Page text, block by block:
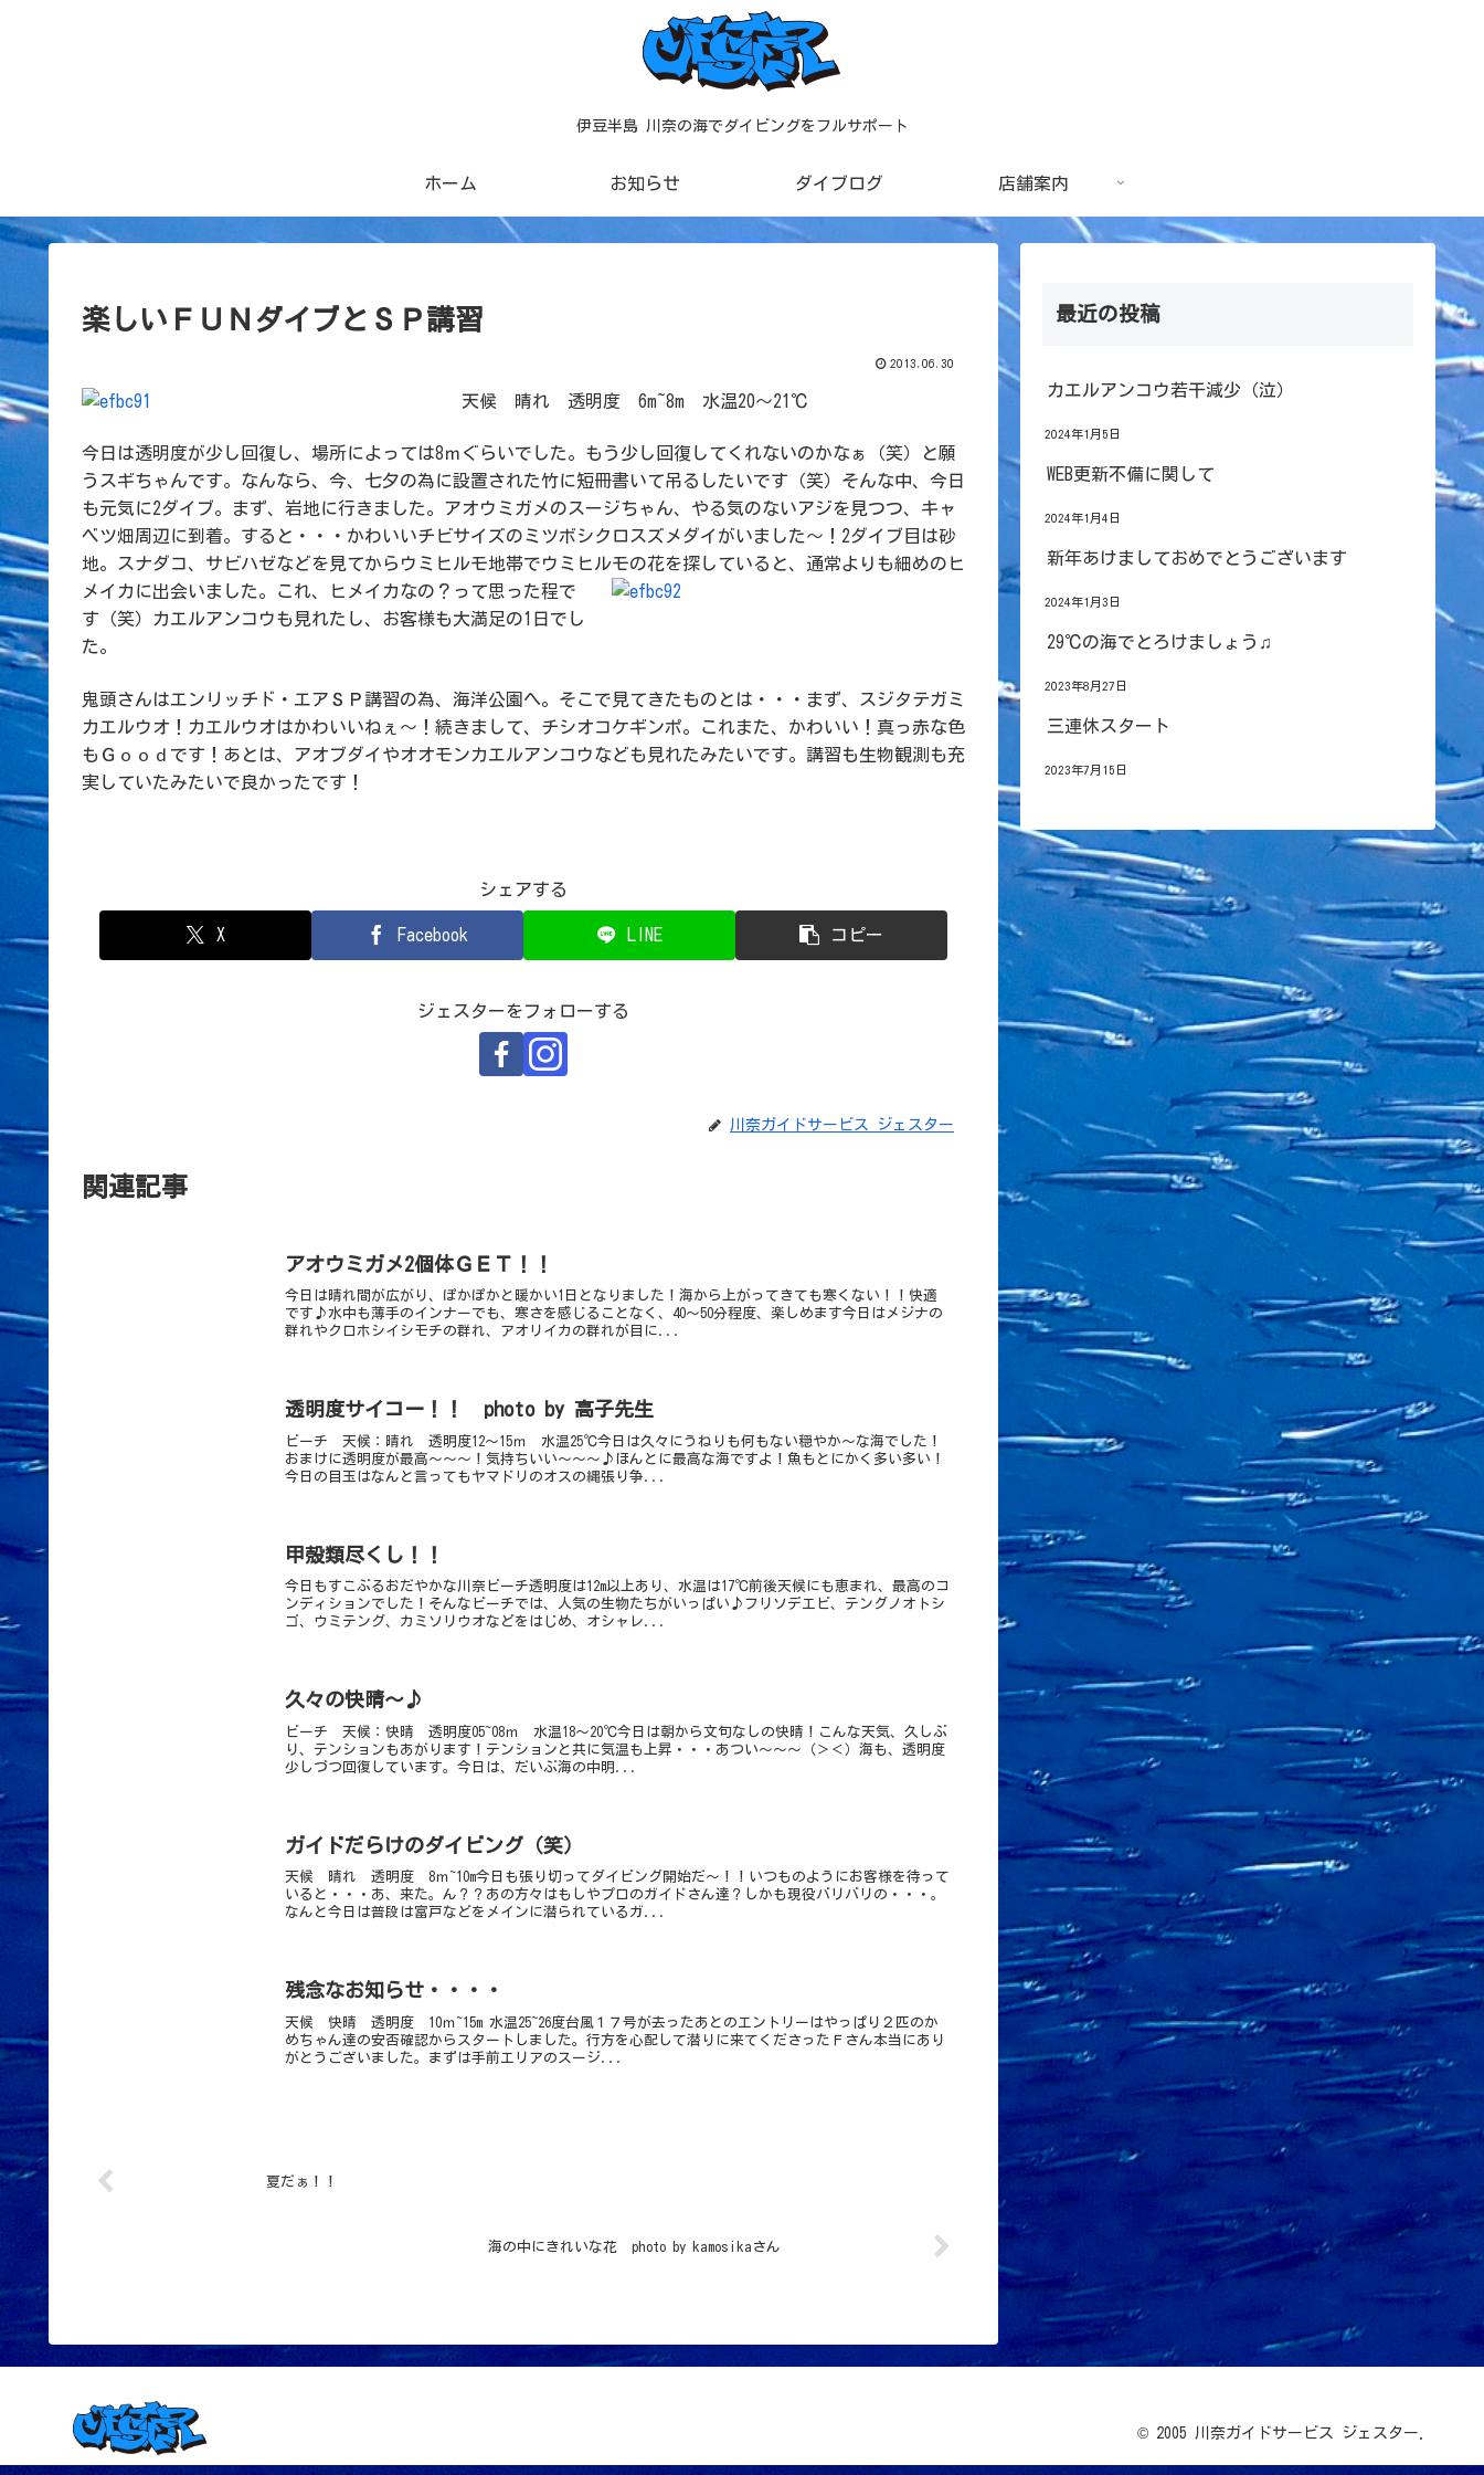
伊豆半島 川奈の海でダイビングをフルサポート
ホーム お知らせ ダイブログ 店舗案内
楽しいＦＵＮダイブとＳＰ講習
2013.06.30
天候 晴れ 透明度 6m~8m 水温20～21℃
今日は透明度が少し回復し、場所によっては8ｍぐらいでした。もう少し回復してくれないのかなぁ（笑）と願
うスギちゃんです。なんなら、今、七夕の為に設置された竹に短冊書いて吊るしたいです（笑）そんな中、今日
も元気に2ダイブ。まず、岩地に行きました。アオウミガメのスージちゃん、やる気のないアジを見つつ、キャ
ベツ畑周辺に到着。すると・・・かわいいチビサイズのミツボシクロスズメダイがいました～！2ダイブ目は砂
地。スナダコ、サビハゼなどを見てからウミヒルモ地帯でウミヒルモの花を探していると、通常よりも細めのヒ
メイカに出会いました。これ、ヒメイカなの？って思った程で
す（笑）カエルアンコウも見れたし、お客様も大満足の1日でし
た。
鬼頭さんはエンリッチド・エアＳＰ講習の為、海洋公園へ。そこで見てきたものとは・・・まず、スジタテガミ
カエルウオ！カエルウオはかわいいねぇ～！続きまして、チシオコケギンポ。これまた、かわいい！真っ赤な色
もＧｏｏｄです！あとは、アオブダイやオオモンカエルアンコウなども見れたみたいです。講習も生物観測も充
実していたみたいで良かったです！
シェアする
X Facebook LINE コピー
ジェスターをフォローする
川奈ガイドサービス ジェスター
関連記事
アオウミガメ2個体ＧＥＴ！！
今日は晴れ間が広がり、ぽかぽかと暖かい1日となりました！海から上がってきても寒くない！！快適
です♪水中も薄手のインナーでも、寒さを感じることなく、40～50分程度、楽しめます今日はメジナの
群れやクロホシイシモチの群れ、アオリイカの群れが目に...
透明度サイコー！！ photo by 高子先生
ビーチ 天候：晴れ 透明度12～15ｍ 水温25℃今日は久々にうねりも何もない穏やか～な海でした！
おまけに透明度が最高～～～！気持ちいい～～～♪ほんとに最高な海ですよ！魚もとにかく多い多い！
今日の目玉はなんと言ってもヤマドリのオスの縄張り争...
甲殻類尽くし！！
今日もすこぶるおだやかな川奈ビーチ透明度は12m以上あり、水温は17℃前後天候にも恵まれ、最高のコ
ンディションでした！そんなビーチでは、人気の生物たちがいっぱい♪フリソデエビ、テングノオトシ
ゴ、ウミテング、カミソリウオなどをはじめ、オシャレ...
久々の快晴～♪
ビーチ 天候：快晴 透明度05~08ｍ 水温18～20℃今日は朝から文句なしの快晴！こんな天気、久しぶ
り、テンションもあがります！テンションと共に気温も上昇・・・あつい～～～（＞＜）海も、透明度
少しづつ回復しています。今日は、だいぶ海の中明...
ガイドだらけのダイビング（笑）
天候 晴れ 透明度 8ｍ~10m今日も張り切ってダイビング開始だ～！！いつものようにお客様を待って
いると・・・あ、来た。ん？？あの方々はもしやプロのガイドさん達？しかも現役バリバリの・・・。
なんと今日は普段は富戸などをメインに潜られているガ...
残念なお知らせ・・・・
天候 快晴 透明度 10ｍ~15m 水温25~26度台風１７号が去ったあとのエントリーはやっぱり２匹のか
めちゃん達の安否確認からスタートしました。行方を心配して潜りに来てくださったＦさん本当にあり
がとうございました。まずは手前エリアのスージ...
夏だぁ！！
海の中にきれいな花 photo by kamosikaさん
最近の投稿
カエルアンコウ若干減少（泣）
2024年1月5日
WEB更新不備に関して
2024年1月4日
新年あけましておめでとうございます
2024年1月3日
29℃の海でとろけましょう♫
2023年8月27日
三連休スタート
2023年7月15日
© 2005 川奈ガイドサービス ジェスター.